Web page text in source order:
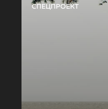
СПЕЦПРОЕКТ